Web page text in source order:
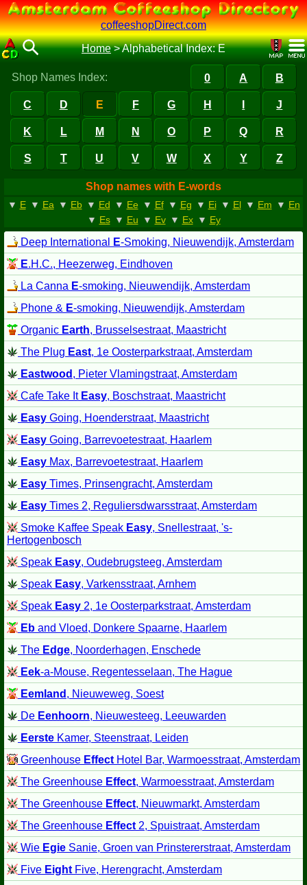
coffeeshopDirect.com
Home>Alphabetical Index: E
Shop Names Index: 0 A B
C D E F G H J
K L M N O P Q R
S T U V W X Y Z
Shop names with E-words
▼ E ▼ Ea ▼ Eb ▼ Ed ▼ Ee ▼ Ef ▼ Eg ▼ Ei ▼ El ▼ Em ▼ En
▼ Es ▼ Eu ▼ Ev ▼ Ex ▼ Ey
Deep International E-Smoking, Nieuwendijk, Amsterdam
E.H.C., Heezerweg, Eindhoven
La Canna E-smoking, Nieuwendijk, Amsterdam
Phone & E-smoking, Nieuwendijk, Amsterdam
Organic Earth, Brusselsestraat, Maastricht
The Plug East, 1e Oosterparkstraat, Amsterdam
Eastwood , Pieter Vlamingstraat, Amsterdam
Cafe Take It Easy, Boschstraat, Maastricht
Easy Going, Hoenderstraat, Maastricht
Easy Going, Barrevoetestraat, Haarlem
Easy Max, Barrevoetestraat, Haarlem
Easy Times, Prinsengracht, Amsterdam
Easy Times 2, Reguliersdwarsstraat, Amsterdam
Smoke Kaffee Speak Easy, Snellestraat, 's-
Hertogenbosch
Speak Easy, Oudebrugsteeg, Amsterdam
Speak Easy, Varkensstraat, Arnhem
Speak Easy 2, 1e Oosterparkstraat, Amsterdam
Eb and Vloed, Donkere Spaarne, Haarlem
The Edge, Noorderhagen, Enschede
Eek-a-Mouse, Regentesselaan, The Hague
Eemland , Nieuweweg, Soest
De Eenhoorn, Nieuwesteeg, Leeuwarden
Eerste Kamer, Steenstraat, Leiden
Greenhouse Effect Hotel Bar, Warmoesstraat, Amsterdam
The Greenhouse Effect, Warmoesstraat, Amsterdam
The Greenhouse Effect, Nieuwmarkt, Amsterdam
The Greenhouse Effect 2, Spuistraat, Amsterdam
Wie Egie Sanie, Groen van Prinstererstraat, Amsterdam
Five Eight Five, Herengracht, Amsterdam